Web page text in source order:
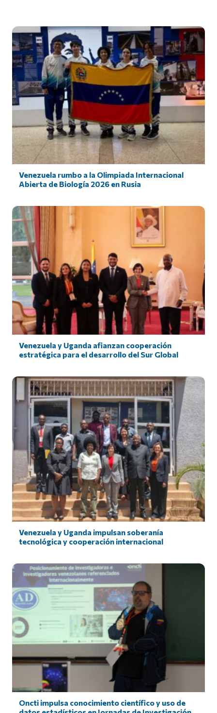
Venezuela rumbo a la Olimpiada Internacional
Abierta de Biología 2026 en Rusia
Venezuela y Uganda afianzan cooperación
estratégica para el desarrollo del Sur Global
Venezuela y Uganda impulsan soberanía
tecnológica y cooperación internacional
Oncti impulsa conocimiento científico y uso de